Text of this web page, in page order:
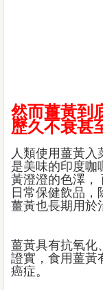
然而薑黃到
歷久不衰甚
人類使用薑黃
是美味的印度咖
黃澄澄的色澤，
日常保健飲品
薑黃也長期用於
薑黃具有抗氧化
證實，食用薑黃
癌症。